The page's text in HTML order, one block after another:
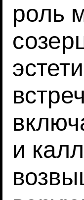
роль
и